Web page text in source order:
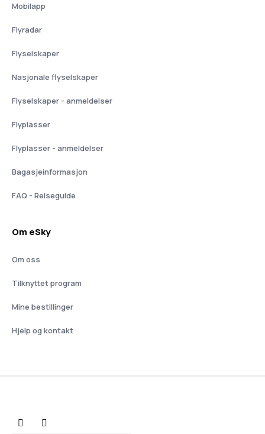
Mobilapp
Flyradar
Flyselskaper
Nasjonale flyselskaper
Flyselskaper - anmeldelser
Flyplasser
Flyplasser - anmeldelser
Bagasjeinformasjon
FAQ - Reiseguide
Om eSky
Om oss
Tilknyttet program
Mine bestillinger
Hjelp og kontakt